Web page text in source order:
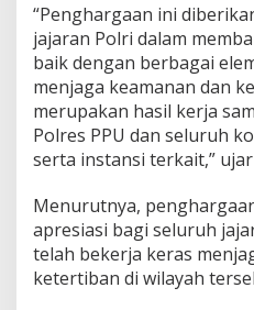
“Penghargaan ini
jajaran Polri dalam
baik dengan berbagai
menjaga keamanan dan
merupakan hasil kerja
Polres PPU dan seluruh
serta instansi terkait,”
Menurutnya,
apresiasi bagi seluruh
telah bekerja keras
ketertiban di wilayah